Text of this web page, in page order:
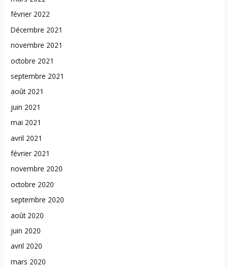
février 2022
Décembre 2021
novembre 2021
octobre 2021
septembre 2021
août 2021
juin 2021
mai 2021
avril 2021
février 2021
novembre 2020
octobre 2020
septembre 2020
août 2020
juin 2020
avril 2020
mars 2020